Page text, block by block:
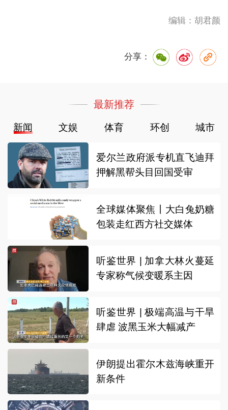
编辑：胡君颜
分享：
最新推荐
新闻 文娱 体育 环创 城市
爱尔兰政府派专机直飞迪拜
押解黑帮头目回国受审
全球媒体聚焦丨大白兔奶糖
包装走红西方社交媒体
听鉴世界 | 加拿大林火蔓延
专家称气候变暖系主因
听鉴世界 | 极端高温与干旱
肆虐 波黑玉米大幅减产
伊朗提出霍尔木兹海峡重开
新条件